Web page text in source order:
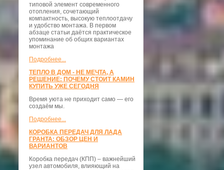
типовой элемент современного
отопления, сочетающий
компактность, высокую теплоотдачу
и удобство монтажа. В первом
абзаце статьи даётся практическое
упоминание об общих вариантах
монтажа
Подробнее...
ТЕПЛО В ДОМ - НЕ МЕЧТА, А
РЕШЕНИЕ: ПОЧЕМУ СТОИТ КАМИН
КУПИТЬ УЖЕ СЕГОДНЯ
Время уюта не приходит само — его
создаём мы.
Подробнее...
КОРОБКА ПЕРЕДАЧ ДЛЯ ЛАДА
ГРАНТА: ОБЗОР ЦЕН И
ВАРИАНТОВ
Коробка передач (КПП) – важнейший
узел автомобиля, влияющий на